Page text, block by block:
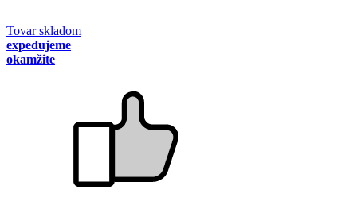
Tovar skladom
expedujeme
okamžite